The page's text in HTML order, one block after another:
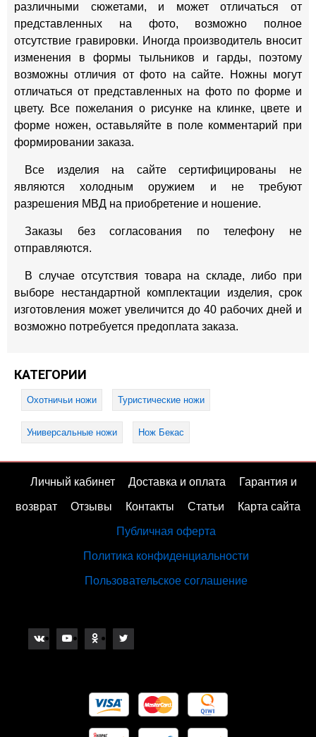
различными сюжетами, и может отличаться от
представленных на фото, возможно полное
отсутствие гравировки. Иногда производитель вносит
изменения в формы тыльников и гарды, поэтому
возможны отличия от фото на сайте. Ножны могут
отличаться от представленных на фото по форме и
цвету. Все пожелания о рисунке на клинке, цвете и
форме ножен, оставьляйте в поле комментарий при
формировании заказа.
Все изделия на сайте сертифицированы не
являются холодным оружием и не требуют
разрешения МВД на приобретение и ношение.
Заказы без согласования по телефону не
отправляются.
В случае отсутствия товара на складе, либо при
выборе нестандартной комплектации изделия, срок
изготовления может увеличится до 40 рабочих дней и
возможно потребуется предоплата заказа.
КАТЕГОРИИ
Охотничьи ножи Туристические ножи
Универсальные ножи Нож Бекас
Личный кабинет Доставка и оплата Гарантия и
возврат Отзывы Контакты Статьи Карта сайта
Публичная оферта
Политика конфиденциальности
Пользовательское соглашение